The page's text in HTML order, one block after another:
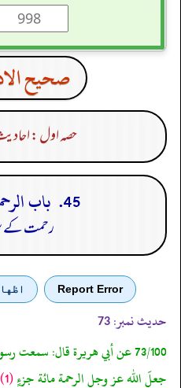
صحيح
حصہ اول : احادیث 1 سے
45. باب الرحمة مائة جزء
رحمت کے
Report Error
حدیث نمبر: 73
73/100 عن أبي هريرة قال:
جعلَ الله عز وجل الرحمة مائة جزءٍ(1)